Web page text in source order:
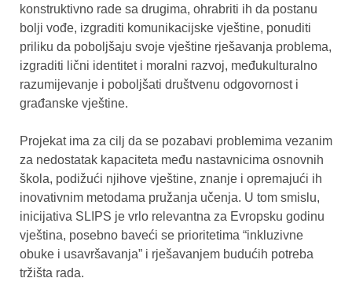
konstruktivno rade sa drugima, ohrabriti ih da postanu
bolji vođe, izgraditi komunikacijske vještine, ponuditi
priliku da poboljšaju svoje vještine rješavanja problema,
izgraditi lični identitet i moralni razvoj, međukulturalno
razumijevanje i poboljšati društvenu odgovornost i
građanske vještine.
Projekat ima za cilj da se pozabavi problemima vezanim
za nedostatak kapaciteta među nastavnicima osnovnih
škola, podižući njihove vještine, znanje i opremajući ih
inovativnim metodama pružanja učenja. U tom smislu,
inicijativa SLIPS je vrlo relevantna za Evropsku godinu
vještina, posebno baveći se prioritetima “inkluzivne
obuke i usavršavanja” i rješavanjem budućih potreba
tržišta rada.